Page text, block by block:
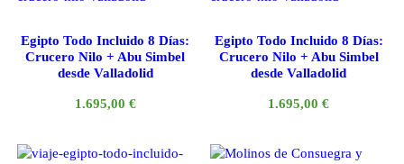
Egipto Todo Incluido 8 Días:
Crucero Nilo + Abu Simbel
desde Valladolid
1.695,00 €
Egipto Todo Incluido 8 Días:
Crucero Nilo + Abu Simbel
desde Valladolid
1.695,00€